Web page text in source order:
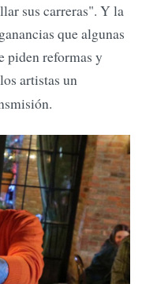
sus carreras". Y la
que algunas
piden reformas y
artistas un